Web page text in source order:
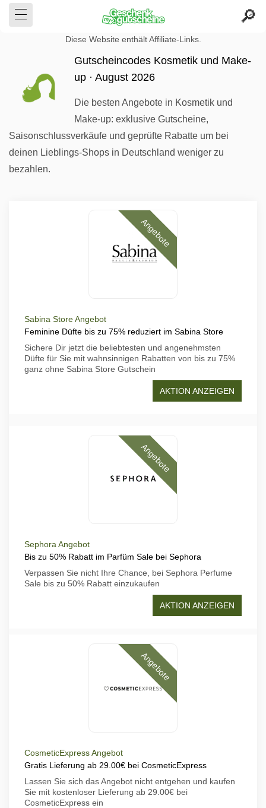
Diese Website enthält Affiliate-Links.
Gutscheincodes Kosmetik und Make-
up · August 2026
Die besten Angebote in Kosmetik und
Make-up: exklusive Gutscheine,
Saisonschlussverkäufe und geprüfte Rabatte um bei
deinen Lieblings-Shops in Deutschland weniger zu
bezahlen.
Angebote
Sabina Store Angebot
Feminine Düfte bis zu 75% reduziert im Sabina Store
Sichere Dir jetzt die beliebtesten und angenehmsten
Düfte für Sie mit wahnsinnigen Rabatten von bis zu 75%
ganz ohne Sabina Store Gutschein
AKTION ANZEIGEN
Angebote
Sephora Angebot
Bis zu 50% Rabatt im Parfüm Sale bei Sephora
Verpassen Sie nicht Ihre Chance, bei Sephora Perfume
Sale bis zu 50% Rabatt einzukaufen
AKTION ANZEIGEN
Angebote
CosmeticExpress Angebot
Gratis Lieferung ab 29.00€ bei CosmeticExpress
Lassen Sie sich das Angebot nicht entgehen und kaufen
Sie mit kostenloser Lieferung ab 29.00€ bei
CosmeticExpress ein